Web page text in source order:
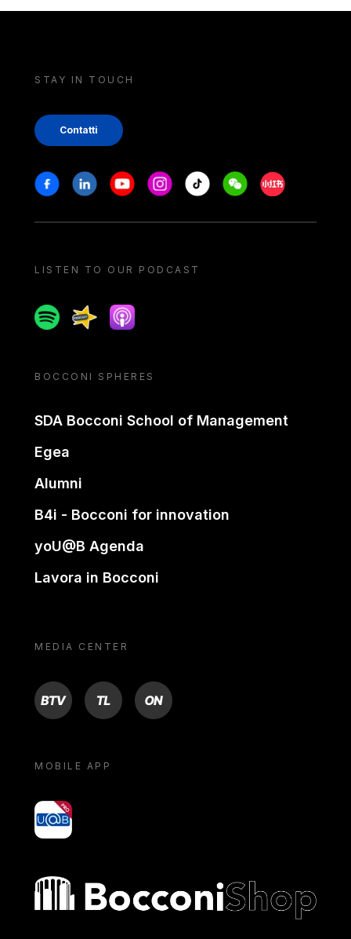
STAY IN TOUCH
Contatti
Stay in touch
FacebookLinkedinYoutubeInstagram
Tiktok WeechatXiaohongshu/
LISTEN TO OUR PODCAST
SpotifySpreakerApple podcast
BOCCONI SPHERES
SDA Bocconi School of Management
Egea
Alumni
B4i - Bocconi for innovation
yoU@B Agenda
Lavora in Bocconi
MEDIA CENTER
BTV TL ON
MOBILE APP
yoU@B
Bocconi shop